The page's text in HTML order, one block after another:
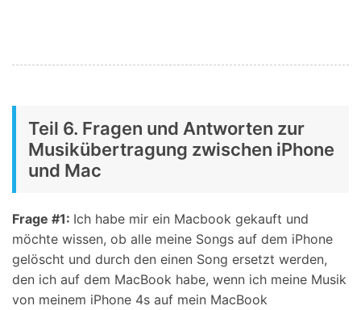
Teil 6. Fragen und Antworten zur
Musikübertragung zwischen iPhone
und Mac
Frage #1: Ich habe mir ein Macbook gekauft und
möchte wissen, ob alle meine Songs auf dem iPhone
gelöscht und durch den einen Song ersetzt werden,
den ich auf dem MacBook habe, wenn ich meine Musik
von meinem iPhone 4s auf mein MacBook